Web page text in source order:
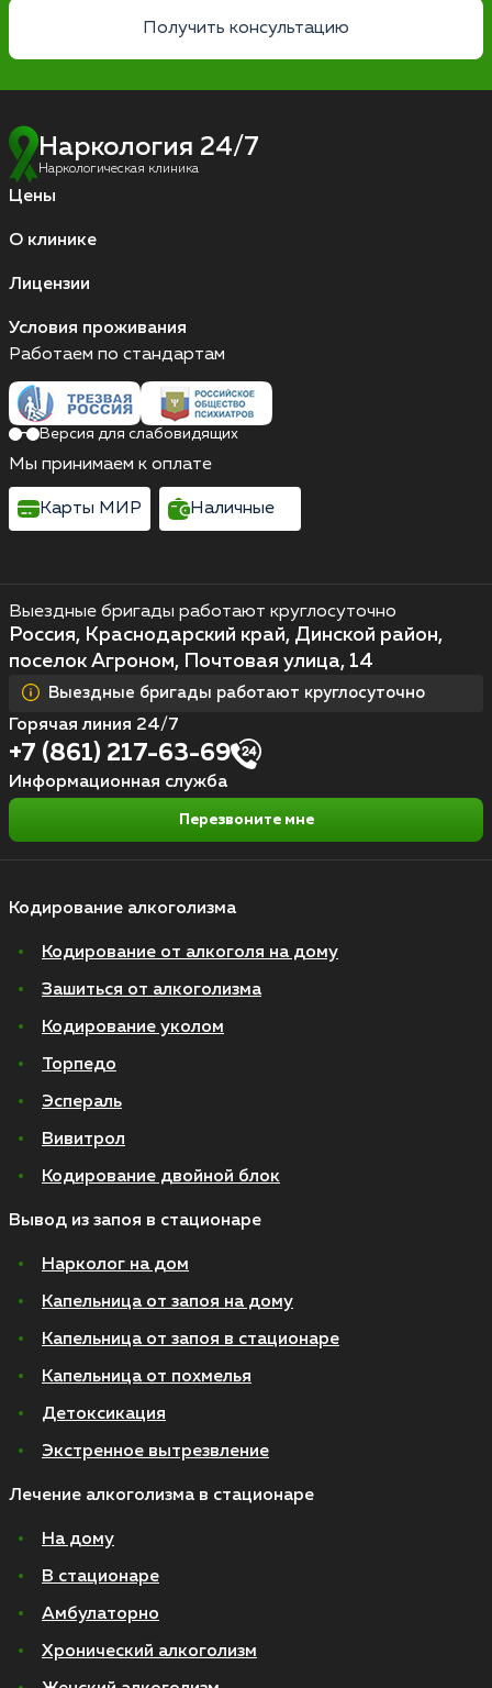
Получить консультацию
Наркология 24/7
Наркологическая клиника
Цены
О клинике
Лицензии
Условия проживания
Кодирование алкоголизма
Кодирование от алкоголя на дому
Зашиться от алкоголизма
Кодирование уколом
Торпедо
Эспераль
Вивитрол
Кодирование двойной блок
Вывод из запоя в стационаре
Нарколог на дом
Капельница от запоя на дому
Капельница от запоя в стационаре
Капельница от похмелья
Детоксикация
Экстренное вытрезвление
Лечение алкоголизма в стационаре
На дому
В стационаре
Амбулаторно
Хронический алкоголизм
Выездные бригады работают круглосуточно
Россия, Краснодарский край, Динской район,
поселок Агроном, Почтовая улица, 14
Выездные бригады работают круглосуточно
Горячая линия 24/7
+7 (861) 217-63-69
Информационная служба
Перезвоните мне
Работаем по стандартам
Версия для слабовидящих
Мы принимаем к оплате
Карты МИР Наличные